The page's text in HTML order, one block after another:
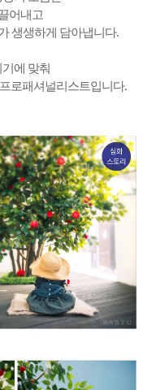
어내고
생생하게 담아냅니다.
에 맞춰
프로패셔널리스트입니다.